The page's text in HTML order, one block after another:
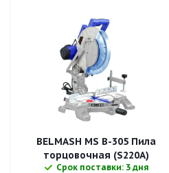
BELMASH MS B-305 Пила
торцовочная (S220A)
Срок поставки: 3 дня